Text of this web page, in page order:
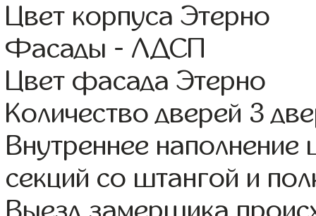
Цвет корпуса Этерно
Фасады - ЛДСП
Цвет фасада Этерно
Количество дверей 3
Внутреннее
секций со штангой и